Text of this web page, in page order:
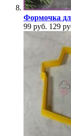
Формочка
99 руб. 129